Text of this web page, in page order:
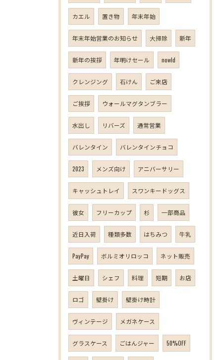
カエル 置き物 年末年始
年末年始営業のお知らせ 大掃除 新年
新年の挨拶 年明けセール nowld
クレンジング 石けん ご来店
ご挨拶 ウォールマグタンブラー
水出し リバーズ 通常営業
バレンタイン バレンタインチョコ
2023 メンズ向け アニバーサリー
キャッシュトレイ スワンキードッグス
彼女 フリーカップ 杉 一部商品
近日入荷 種類多数 はちみつ 牛乳
PayPay ボルミオリロッコ ネット販売
土曜日 シェフ 料理 短期 お店
ロゴ 壁掛け 壁掛け時計
ヴィンテージ メガネケース
グラスケース ごはんジャー 50%OFF